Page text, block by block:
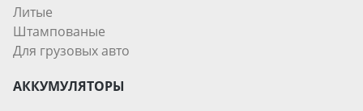
Литые
Штампованые
Для грузовых авто
АККУМУЛЯТОРЫ